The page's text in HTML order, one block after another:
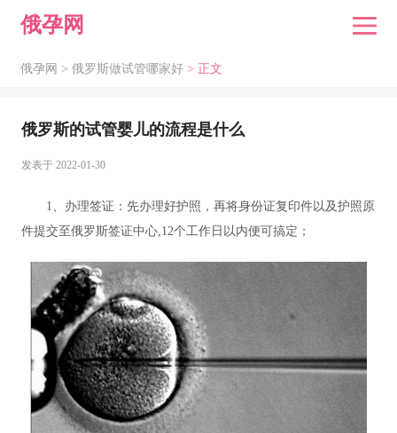
俄孕网
俄孕网 > 俄罗斯做试管哪家好> 正文
俄罗斯的试管婴儿的流程是什么
发表于 2022-01-30
1、办理签证：先办理好护照，再将身份证复印件以及护照原
件提交至俄罗斯签证中心,12个工作日以内便可搞定；